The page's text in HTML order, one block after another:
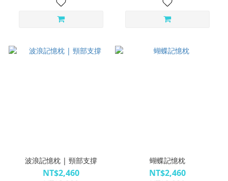
波浪記憶枕 | 頸部支撐
NT$2,460
蝴蝶記憶枕
NT$2,460